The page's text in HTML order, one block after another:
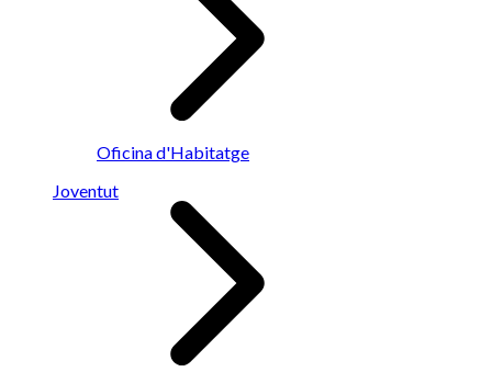
Oficina d'Habitatge
Joventut